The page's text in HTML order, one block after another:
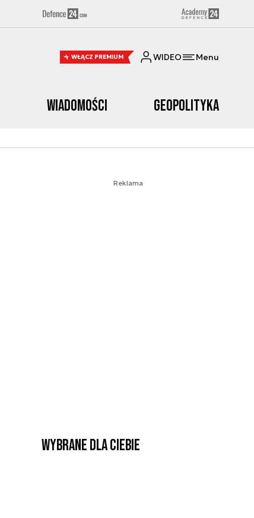
WŁĄCZ PREMIUM WIDEO Menu
Wiadomości Geopolityka
Reklama
Wybrane dla Ciebie